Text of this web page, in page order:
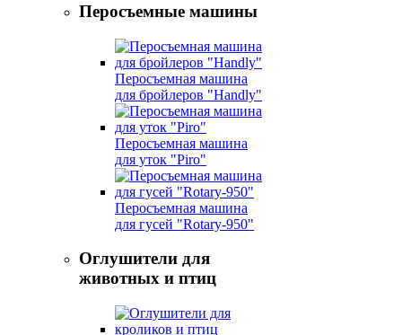
Перосъемные машины
Перосъемная машина
для бройлеров "Handly"
Перосъемная машина
для уток "Piro"
Перосъемная машина
для гусей "Rotary-950"
Оглушители для
животных и птиц